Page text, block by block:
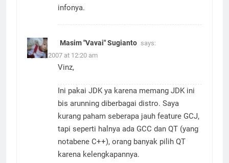
infonya.
Masim "Vavai" Sugianto says:
April 9, 2007 at 12:20 am
Vinz,
Ini pakai JDK ya karena memang JDK ini
bis arunning diberbagai distro. Saya
kurang paham seberapa jauh feature GCJ,
tapi seperti halnya ada GCC dan QT (yang
notabene C++), orang banyak pilih QT
karena kelengkapannya.